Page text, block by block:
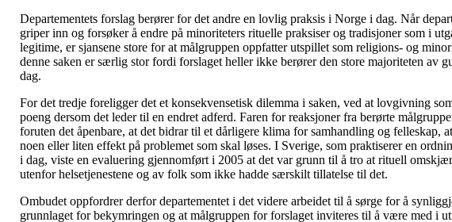
Departementets forslag berører for det andre en lovlig praksis i Norge i dag. Når
griper inn og forsøker å endre på minoriteters rituelle praksiser og tradisjoner som i
legitime, er sjansene store for at målgruppen oppfatter utspillet som religions- og
denne saken er særlig stor fordi forslaget heller ikke berører den store majoriteten av
dag.
For det tredje foreligger det et konsekvensetisk dilemma i saken, ved at lovgivning
poeng dersom det leder til en endret adferd. Faren for reaksjoner fra berørte
foruten det åpenbare, at det bidrar til et dårligere klima for samhandling og felleskap,
noen eller liten effekt på problemet som skal løses. I Sverige, som praktiserer en
i dag, viste en evaluering gjennomført i 2005 at det var grunn til å tro at rituell
utenfor helsetjenestene og av folk som ikke hadde særskilt tillatelse til det.
Ombudet oppfordrer derfor departementet i det videre arbeidet til å sørge for å
grunnlaget for bekymringen og at målgruppen for forslaget inviteres til å være med i